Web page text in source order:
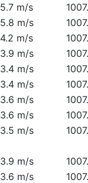
5.7 m/s
5.8 m/s
4.2 m/s
3.9 m/s
3.4 m/s
3.4 m/s
3.6 m/s
3.6 m/s
3.5 m/s
3.9 m/s
3.6 m/s